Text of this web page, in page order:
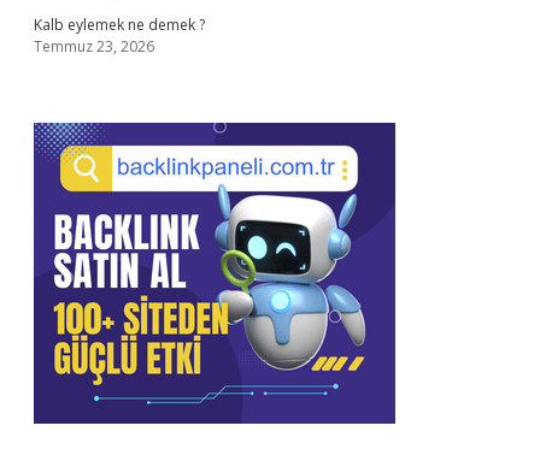
Kalb eylemek ne demek ?
Temmuz 23, 2026